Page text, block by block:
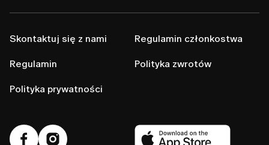
Skontaktuj się z nami
Regulamin
Polityka prywatności
Regulamin członkostwa
Polityka zwrotów